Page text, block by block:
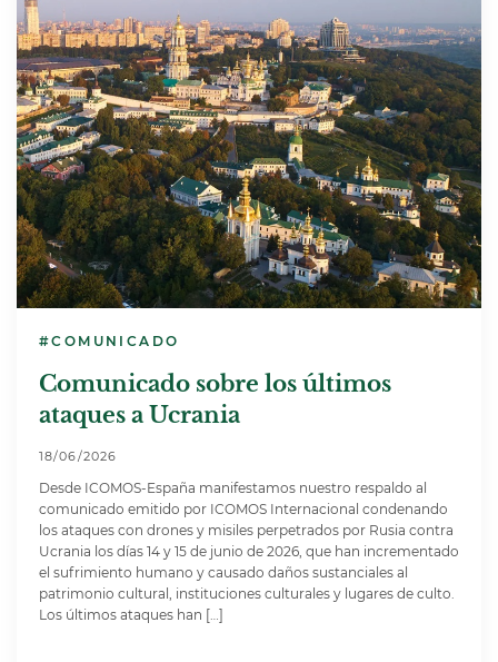
#COMUNICADO
Comunicado sobre los últimos
ataques a Ucrania
18/06/2026
Desde ICOMOS-España manifestamos nuestro respaldo al
comunicado emitido por ICOMOS Internacional condenando
los ataques con drones y misiles perpetrados por Rusia contra
Ucrania los días 14 y 15 de junio de 2026, que han incrementado
el sufrimiento humano y causado daños sustanciales al
patrimonio cultural, instituciones culturales y lugares de culto.
Los últimos ataques han […]